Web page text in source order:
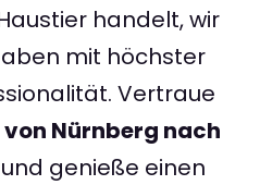
handelt, wir
mit höchster
Vertraue
von Nürnberg nach
genieße einen